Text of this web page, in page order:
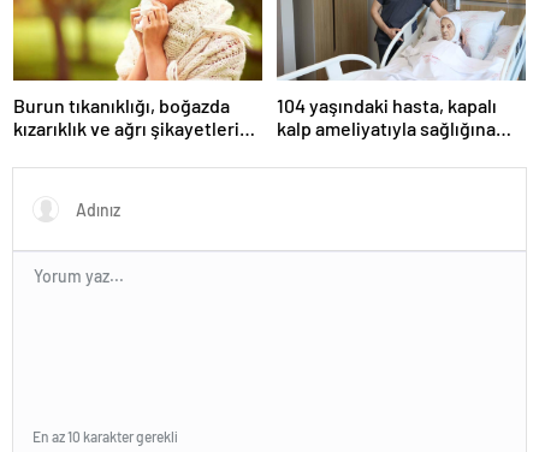
Burun tıkanıklığı, boğazda
kızarıklık ve ağrı şikayetleri
tıkanıklığının nedenleri… Tat
ve koku kaybı neden olur?
104 yaşındaki hasta, kapalı
kalp ameliyatıyla sağlığına
En az 10 karakter gerekli